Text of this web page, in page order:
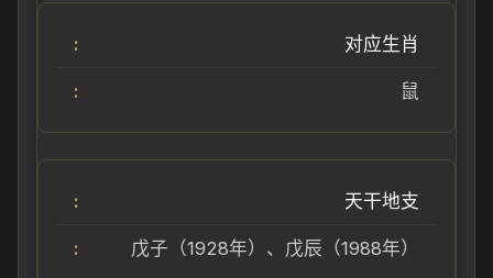
对应生肖
鼠
天干地支
戊子（1928年）、戊辰（1988年）